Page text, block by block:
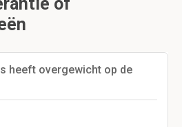
heeft overgewicht op de